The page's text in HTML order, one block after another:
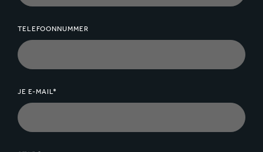
mogelijke nieuwe wetgeving. Deze verpakkingen
verwachtingen van consumenten, maar zijn ook
eenvoudig te recyclen.
TELEFOONNUMMER
JE E-MAIL*